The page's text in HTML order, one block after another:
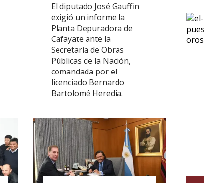
El diputado José Gauffin
exigió un informe la
Planta Depuradora de
Cafayate ante la
Secretaría de Obras
Públicas de la Nación,
comandada por el
licenciado Bernardo
Bartolomé Heredia.